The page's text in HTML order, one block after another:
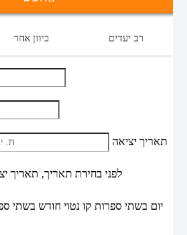
כיוון אחד רב יעדים
תאריך יציאה
לפני בחירת תאריך, תאריך
יום בשתי ספרות קו נטוי חודש בשתי